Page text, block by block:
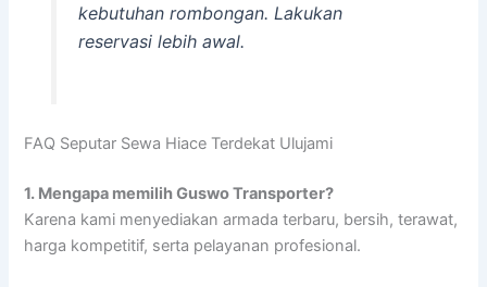
kebutuhan rombongan. Lakukan
reservasi lebih awal.
FAQ Seputar Sewa Hiace Terdekat Ulujami
1. Mengapa memilih Guswo Transporter?
Karena kami menyediakan armada terbaru, bersih, terawat,
harga kompetitif, serta pelayanan profesional.